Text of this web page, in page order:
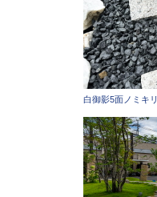
白御影5面ノミキリ